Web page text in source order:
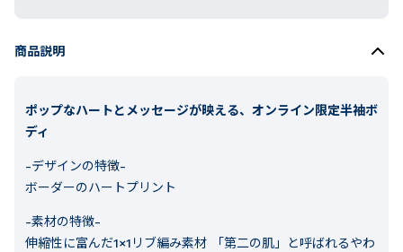
商品説明
ポップなハートとメッセージが映える、オンライン限定半袖ボ
ディ
-デザインの特徴-
ボーダーのハートプリント
-素材の特徴-
伸縮性に富んだ1×1リブ編み素材 「第二の肌」と呼ばれるやわ